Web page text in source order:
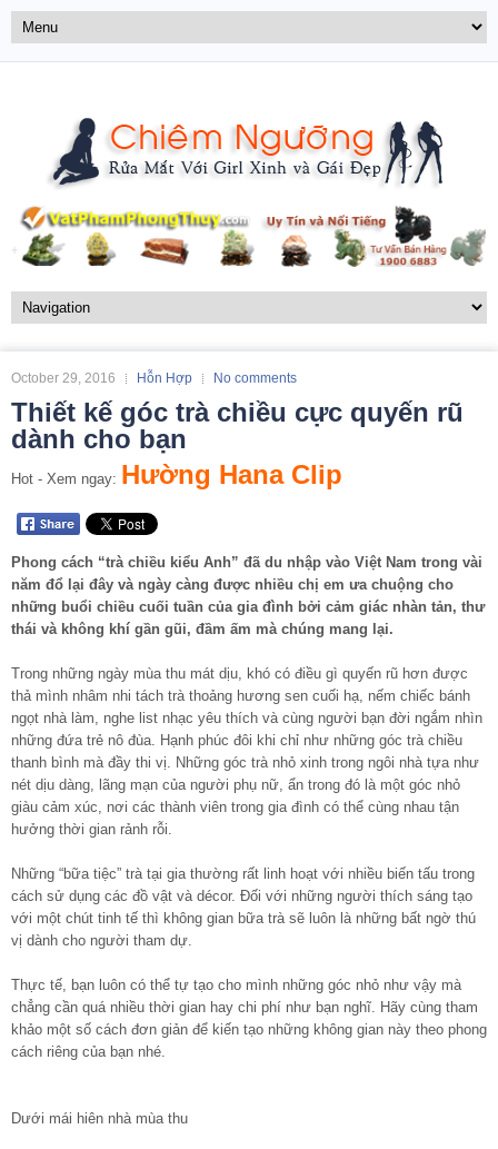
October 29, 2016 Hỗn Hợp No comments
Thiết kế góc trà chiều cực quyến rũ
dành cho bạn
Hot - Xem ngay: Hường Hana Clip
Phong cách “trà chiều kiểu Anh” đã du nhập vào Việt Nam trong vài
năm đổ lại đây và ngày càng được nhiều chị em ưa chuộng cho
những buổi chiều cuối tuần của gia đình bởi cảm giác nhàn tản, thư
thái và không khí gần gũi, đầm ấm mà chúng mang lại.
Trong những ngày mùa thu mát dịu, khó có điều gì quyến rũ hơn được
thả mình nhâm nhi tách trà thoảng hương sen cuối hạ, nếm chiếc bánh
ngọt nhà làm, nghe list nhạc yêu thích và cùng người bạn đời ngắm nhìn
những đứa trẻ nô đùa. Hạnh phúc đôi khi chỉ như những góc trà chiều
thanh bình mà đầy thi vị. Những góc trà nhỏ xinh trong ngôi nhà tựa như
nét dịu dàng, lãng mạn của người phụ nữ, ẩn trong đó là một góc nhỏ
giàu cảm xúc, nơi các thành viên trong gia đình có thể cùng nhau tận
hưởng thời gian rảnh rỗi.
Những “bữa tiệc” trà tại gia thường rất linh hoạt với nhiều biến tấu trong
cách sử dụng các đồ vật và décor. Đối với những người thích sáng tạo
với một chút tinh tế thì không gian bữa trà sẽ luôn là những bất ngờ thú
vị dành cho người tham dự.
Thực tế, bạn luôn có thể tự tạo cho mình những góc nhỏ như vậy mà
chẳng cần quá nhiều thời gian hay chi phí như bạn nghĩ. Hãy cùng tham
khảo một số cách đơn giản để kiến tạo những không gian này theo phong
cách riêng của bạn nhé.
Dưới mái hiên nhà mùa thu